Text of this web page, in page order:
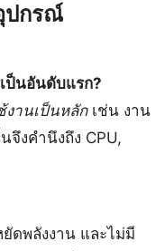
ปกรณ์
ป็นอันดับแรก?
งานเป็นหลักเช่น งาน
จึงคำนึงถึง CPU,
ยัดพลังงาน และไม่มี